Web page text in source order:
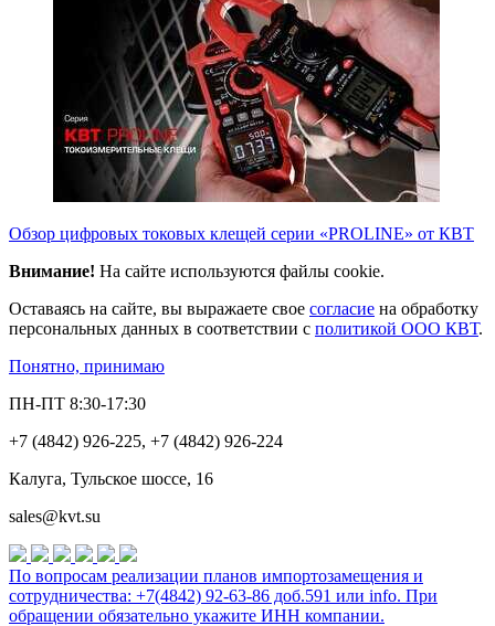
Обзор цифровых токовых клещей серии «PROLINE» от КВТ
Внимание! На сайте используются файлы cookie.
Оставаясь на сайте, вы выражаете свое согласие на обработку
персональных данных в соответствии с политикой ООО КВТ.
Понятно, принимаю
ПН-ПТ 8:30-17:30
+7 (4842) 926-225, +7 (4842) 926-224
Калуга, Тульское шоссе, 16
sales@kvt.su
По вопросам реализации планов импортозамещения и
сотрудничества: +7(4842) 92-63-86 доб.591 или info. При
обращении обязательно укажите ИНН компании.